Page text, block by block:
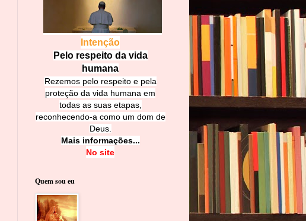
Intenção
Pelo respeito da vida
humana
Rezemos pelo respeito e pela
proteção da vida humana em
todas as suas etapas,
reconhecendo-a como um dom de
Deus.
Mais informações...
No site
Quem sou eu